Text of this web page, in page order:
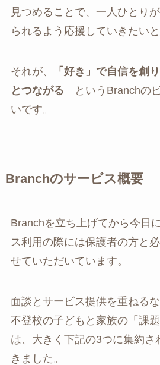
見つめることで、一人ひとり
られるよう応援していきたい
それが、
「好き」で自信を創
とつながる というBranchの
いです。
Branchのサービス概要
Branchを立ち上げてから今日
ス利用の際には保護者の方と
せていただいています。
面談とサービス提供を重ねる
不登校の子どもと家族の「課
は、大きく下記の3つに集約さ
きました。